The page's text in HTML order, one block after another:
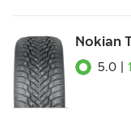
Nokian
5.0 1